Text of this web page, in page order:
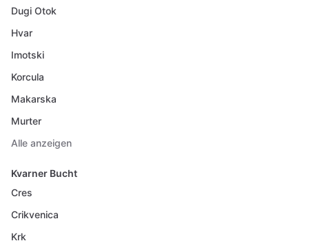
Dugi Otok
Hvar
Imotski
Korcula
Makarska
Murter
Alle anzeigen
Kvarner Bucht
Cres
Crikvenica
Krk